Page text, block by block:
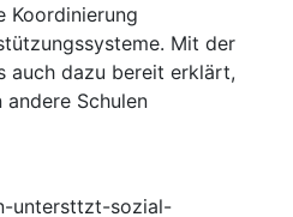
Koordinierung
Mit der
auch dazu bereit erklärt,
andere Schulen
untersttzt-sozial-